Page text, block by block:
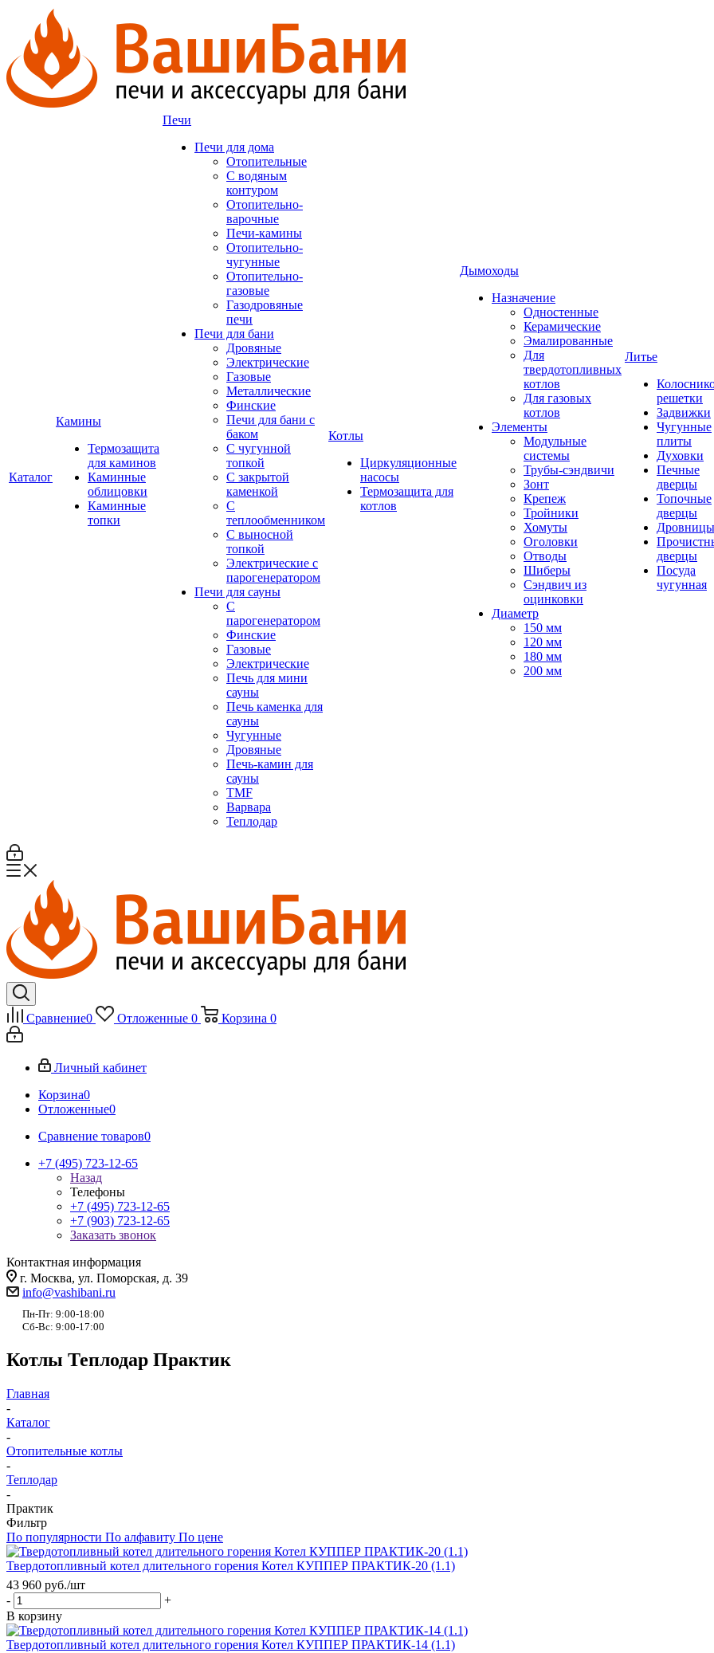
Каталог
Камины
Термозащита
для каминов
Каминные
облицовки
Каминные
топки
Печи
Печи для дома
Отопительные
C водяным
контуром
Отопительно-
варочные
Печи-камины
Отопительно-
чугунные
Отопительно-
газовые
Газодровяные
печи
Печи для бани
Дровяные
Электрические
Газовые
Металлические
Финские
Печи для бани с
баком
С чугунной
топкой
С закрытой
каменкой
С
теплообменником
С выносной
топкой
Электрические с
парогенератором
Печи для сауны
С
парогенератором
Финские
Газовые
Электрические
Печь для мини
сауны
Печь каменка для
сауны
Чугунные
Дровяные
Печь-камин для
сауны
TMF
Варвара
Теплодар
Котлы
Циркуляционные
насосы
Термозащита для
котлов
Дымоходы
Назначение
Одностенные
Керамические
Эмалированные
Для
твердотопливных
котлов
Для газовых
котлов
Элементы
Модульные
системы
Трубы-сэндвичи
Зонт
Крепеж
Тройники
Хомуты
Оголовки
Отводы
Шиберы
Сэндвич из
оцинковки
Диаметр
150 мм
120 мм
180 мм
200 мм
Литье
решетки
Задвижки
Чугунные
плиты
Духовки
Печные
дверцы
Топочные
дверцы
Дровницы
дверцы
Посуда
чугунная
Сравнение0 Отложенные 0 Корзина 0
Личный кабинет
Корзина0
Отложенные0
Сравнение товаров0
+7 (495) 723-12-65
Назад
Телефоны
+7 (495) 723-12-65
+7 (903) 723-12-65
Заказать звонок
Контактная информация
г. Москва, ул. Поморская, д. 39
info@vashibani.ru
Пн-Пт: 9:00-18:00
Сб-Вс: 9:00-17:00
Котлы Теплодар Практик
Главная
-
Каталог
-
Отопительные котлы
-
Теплодар
-
Практик
Фильтр
По популярности По алфавиту По цене
Твердотопливный котел длительного горения Котел КУППЕР ПРАКТИК-20 (1.1)
43 960 руб./шт
-
+
В корзину
Твердотопливный котел длительного горения Котел КУППЕР ПРАКТИК-14 (1.1)